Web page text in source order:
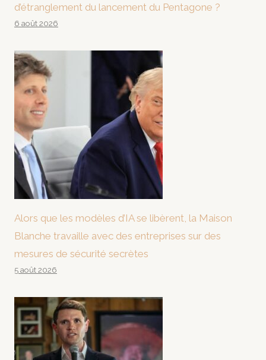
d’étranglement du lancement du Pentagone ?
6 août 2026
Alors que les modèles d’IA se libèrent, la Maison
Blanche travaille avec des entreprises sur des
mesures de sécurité secrètes
5 août 2026